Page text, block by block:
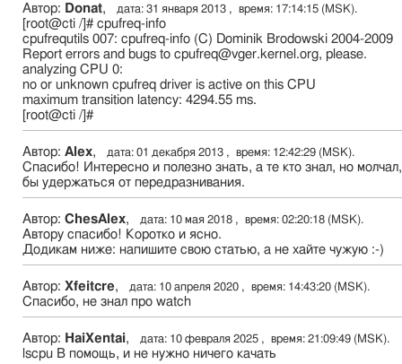
Автор: Donat, дата: 31 января 2013 , время: 17:14:15 (MSK).
[root@cti /]# cpufreq-info
cpufrequtils 007: cpufreq-info (C) Dominik Brodowski 2004-2009
Report errors and bugs to cpufreq@vger.kernel.org, please.
analyzing CPU 0:
no or unknown cpufreq driver is active on this CPU
maximum transition latency: 4294.55 ms.
[root@cti /]#
Автор: Alex, дата: 01 декабря 2013 , время: 12:42:29 (MSK).
Спасибо! Интересно и полезно знать, а те кто знал, но
бы удержаться от передразнивания.
Автор: ChesAlex, дата: 10 мая 2018 , время: 02:20:18 (MSK).
Автору спасибо! Коротко и ясно.
Додикам ниже: напишите свою статью, а не хайте чужую :-)
Автор: Xfeitcre, дата: 10 апреля 2020 , время: 14:43:20 (MSK).
Спасибо, не знал про watch
Автор: HaiXentai, дата: 10 февраля 2025 , время: 21:09:49 (MSK).
lscpu В помощь, и не нужно ничего качать